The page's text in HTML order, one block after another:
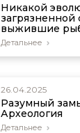
Никакой
загрязненной
выжившие
«неудачники»
Детальнее
26.04.2025
Разумный
Археология
Детальнее